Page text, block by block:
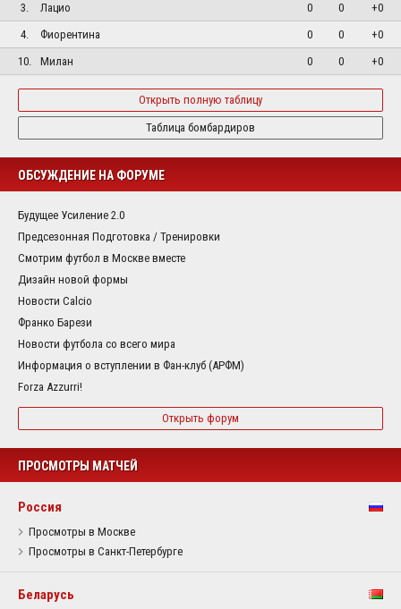
3.
Лацио 0 0
+0
4.
Фиорентина 0 0
+0
10.
Милан 0 0 +0
Открыть полную таблицу
Таблица бомбардиров
ОБСУЖДЕНИЕ НА ФОРУМЕ
Будущее Усиление 2.0
Предсезонная Подготовка / Тренировки
Смотрим футбол в Москве вместе
Дизайн новой формы
Новости Calcio
Франко Барези
Новости футбола со всего мира
Информация о вступлении в Фан-клуб (АРФМ)
Forza Azzurri!
Открыть форум
ПРОСМОТРЫ МАТЧЕЙ
Россия
Просмотры в Москве
Просмотры в Санкт-Петербурге
Беларусь